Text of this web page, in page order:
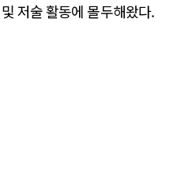
저술 활동에 몰두해왔다.